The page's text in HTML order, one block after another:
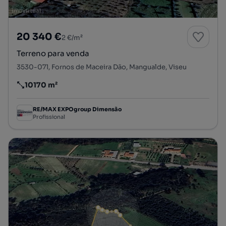
20 340 €2 €/m²
Terreno para venda
3530-071, Fornos de Maceira Dão, Mangualde, Viseu
Preço por metro quadrado
10170 m²
RE/MAX EXPOgroup Dimensão
Profissional